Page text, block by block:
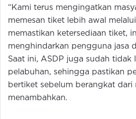
“Kami terus mengingatkan
memesan tiket lebih awal
memastikan ketersediaan tiket,
menghindarkan pengguna jasa
Saat ini, ASDP juga sudah tidak
pelabuhan, sehingga pastikan
bertiket sebelum berangkat dari
menambahkan.